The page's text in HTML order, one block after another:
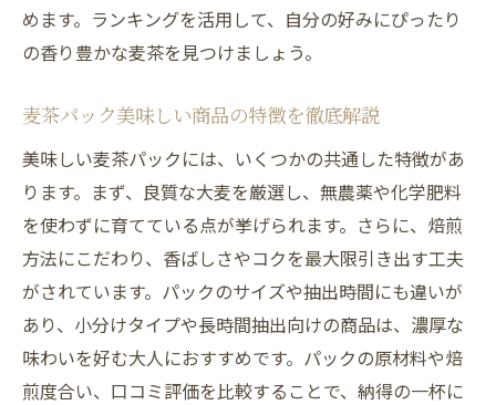
めます。ランキングを活用して、自分の好みにぴったり
の香り豊かな麦茶を見つけましょう。
麦茶パック美味しい商品の特徴を徹底解説
美味しい麦茶パックには、いくつかの共通した特徴があ
ります。まず、良質な大麦を厳選し、無農薬や化学肥料
を使わずに育てている点が挙げられます。さらに、焙煎
方法にこだわり、香ばしさやコクを最大限引き出す工夫
がされています。パックのサイズや抽出時間にも違いが
あり、小分けタイプや長時間抽出向けの商品は、濃厚な
味わいを好む大人におすすめです。パックの原材料や焙
煎度合い、口コミ評価を比較することで、納得の一杯に